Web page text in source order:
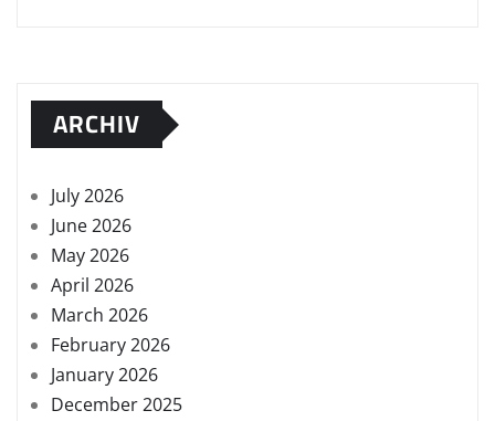
ARCHIV
July 2026
June 2026
May 2026
April 2026
March 2026
February 2026
January 2026
December 2025